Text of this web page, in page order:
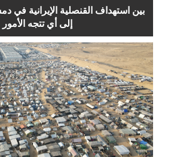
بين استهداف القنصلية الإيرانية في
إلى أي تتجه الأمور